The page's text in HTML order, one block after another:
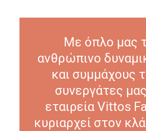
Με όπλο μας
ανθρώπινο
και συμμάχους
συνεργάτες
εταιρεία Vittos
κυριαρχεί στον